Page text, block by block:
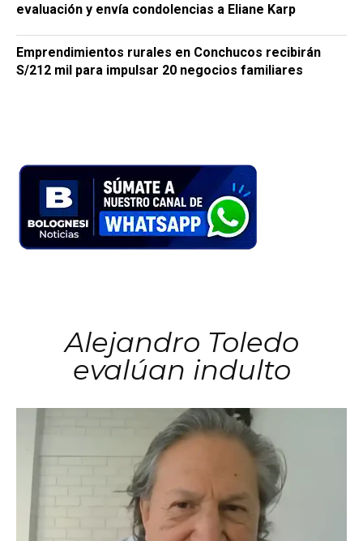
evaluación y envía condolencias a Eliane Karp
Emprendimientos rurales en Conchucos recibirán
S/212 mil para impulsar 20 negocios familiares
Alejandro Toledo
evalúan indulto